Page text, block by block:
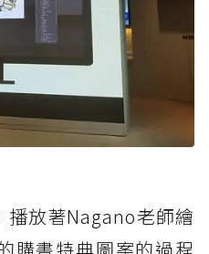
放著Nagano老師繪